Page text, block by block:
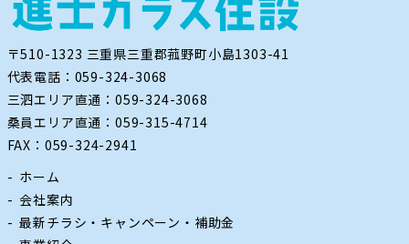
〒510-1323 三重県三重郡菰野町小島1303-41
代表電話：059-324-3068
三泗エリア直通：059-324-3068
桑員エリア直通：059-315-4714
FAX：059-324-2941
ホーム
会社案内
最新チラシ・キャンペーン・補助金